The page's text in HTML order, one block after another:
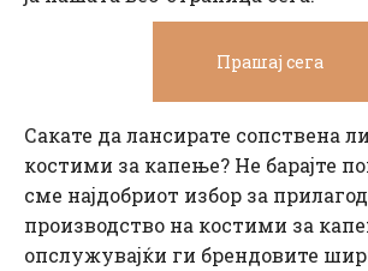
Прашај сега
Сакате да лансирате сопствена
костими за капење? Не барајте
сме најдобриот избор за
производство на костими за
опслужувајќи ги брендовите